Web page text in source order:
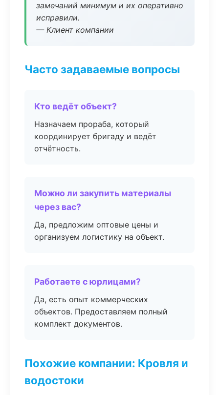
замечаний минимум и их оперативно
исправили.
— Клиент компании
Часто задаваемые вопросы
Кто ведёт объект?
Назначаем прораба, который
координирует бригаду и ведёт
отчётность.
Можно ли закупить материалы
через вас?
Да, предложим оптовые цены и
организуем логистику на объект.
Работаете с юрлицами?
Да, есть опыт коммерческих
объектов. Предоставляем полный
комплект документов.
Похожие компании: Кровля и
водостоки